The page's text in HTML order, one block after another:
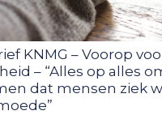
KNMG – Voorop
– “Alles op alles
dat mensen ziek